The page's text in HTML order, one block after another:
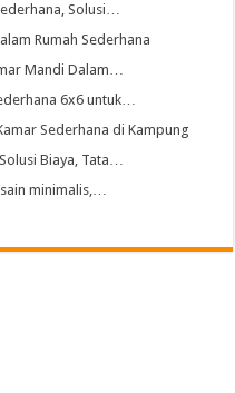
Solusi…
Rumah Sederhana
Mandi Dalam…
6x6 untuk…
Sederhana di Kampung
Biaya, Tata…
minimalis,…